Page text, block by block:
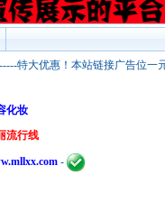
特大优惠！本站链接广告位
化妆
流行线
-